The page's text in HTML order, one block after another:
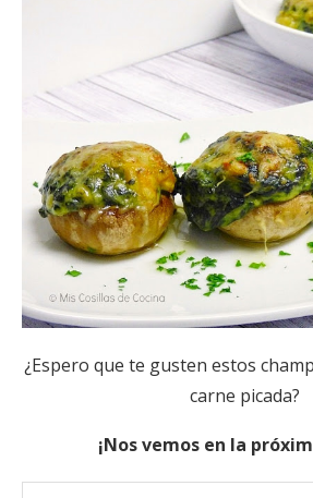
¿Espero que te gusten estos
carne picada?
¡Nos vemos en la